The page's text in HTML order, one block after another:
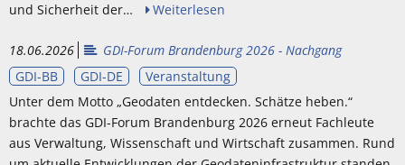
und Sicherheit der…
Weiterlesen
18.06.2026
GDI-Forum Brandenburg 2026 - Nachgang
GDI-BB
GDI-DE
Veranstaltung
Unter dem Motto „Geodaten entdecken. Schätze heben.“
brachte das GDI-Forum Brandenburg 2026 erneut Fachleute
aus Verwaltung, Wissenschaft und Wirtschaft zusammen. Rund